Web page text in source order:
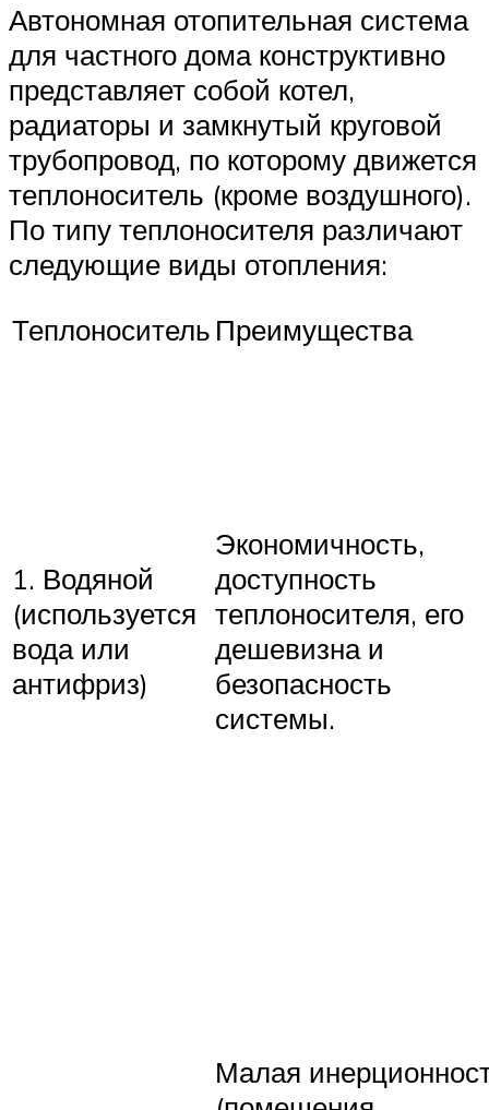
Автономная отопительная система
для частного дома конструктивно
представляет собой котел,
радиаторы и замкнутый круговой
трубопровод, по которому движется
теплоноситель (кроме воздушного).
По типу теплоносителя различают
следующие виды отопления:
Теплоноситель Преимущества
1. Водяной
(используется
вода или
антифриз)
Экономичность,
доступность
теплоносителя, его
дешевизна и
безопасность
системы.
Малая